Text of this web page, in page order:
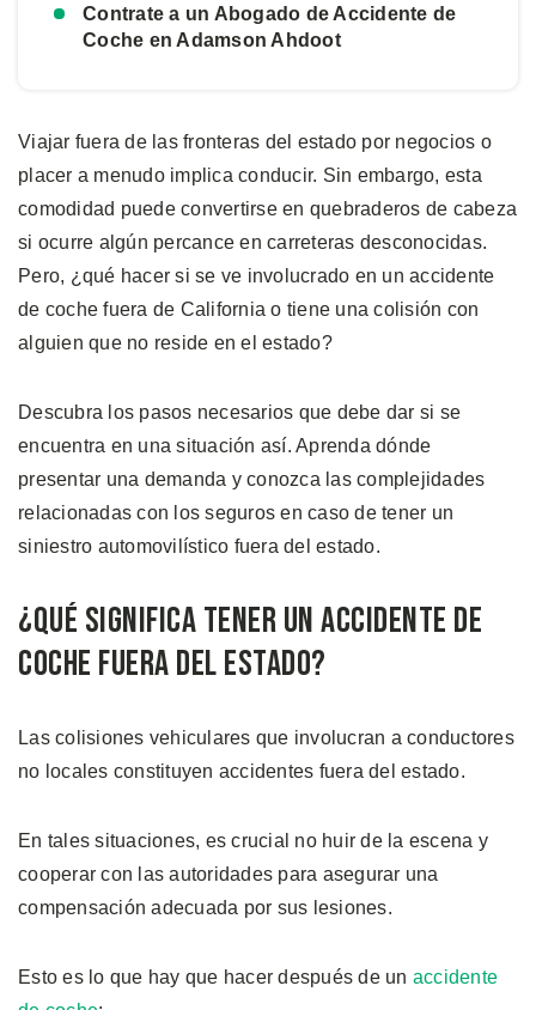
Contrate a un Abogado de Accidente de
Coche en Adamson Ahdoot
Viajar fuera de las fronteras del estado por negocios o
placer a menudo implica conducir. Sin embargo, esta
comodidad puede convertirse en quebraderos de cabeza
si ocurre algún percance en carreteras desconocidas.
Pero, ¿qué hacer si se ve involucrado en un accidente
de coche fuera de California o tiene una colisión con
alguien que no reside en el estado?
Descubra los pasos necesarios que debe dar si se
encuentra en una situación así. Aprenda dónde
presentar una demanda y conozca las complejidades
relacionadas con los seguros en caso de tener un
siniestro automovilístico fuera del estado.
¿Qué Significa Tener un Accidente de
Coche Fuera del Estado?
Las colisiones vehiculares que involucran a conductores
no locales constituyen accidentes fuera del estado.
En tales situaciones, es crucial no huir de la escena y
cooperar con las autoridades para asegurar una
compensación adecuada por sus lesiones.
Esto es lo que hay que hacer después de un accidente